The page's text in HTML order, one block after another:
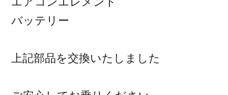
バッテリー
上記部品を交換いたしました